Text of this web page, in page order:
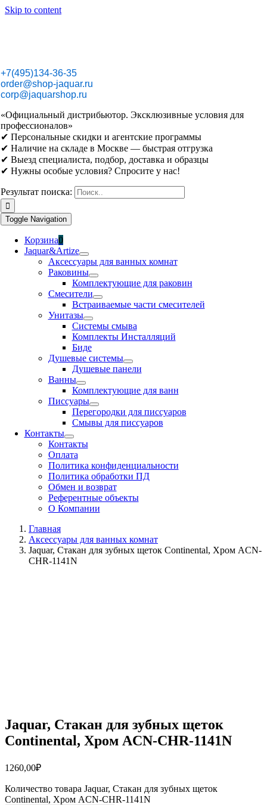
Skip to content
+7(495)134-36-35
order@shop-jaquar.ru
corp@jaquarshop.ru
«Официальный дистрибьютор. Эксклюзивные условия для
профессионалов»
✔ Персональные скидки и агентские программы
✔ Наличие на складе в Москве — быстрая отгрузка
✔ Выезд специалиста, подбор, доставка и образцы
✔ Нужны особые условия? Спросите у нас!
Результат поиска:
Toggle Navigation
Корзина0
Jaquar&Artize
Аксессуары для ванных комнат
Раковины
Комплектующие для раковин
Смесители
Встраиваемые части смесителей
Унитазы
Системы смыва
Комплекты Инсталляций
Биде
Душевые системы
Душевые панели
Ванны
Комплектующие для ванн
Писсуары
Перегородки для писсуаров
Смывы для писсуаров
Контакты
Контакты
Оплата
Политика конфиденциальности
Политика обработки ПД
Обмен и возврат
Референтные объекты
О Компании
Главная
Аксессуары для ванных комнат
Jaquar, Стакан для зубных щеток Continental, Хром ACN-
CHR-1141N
Jaquar, Стакан для зубных щеток
Continental, Хром ACN-CHR-1141N
1260,00₽
Количество товара Jaquar, Стакан для зубных щеток
Continental, Хром ACN-CHR-1141N